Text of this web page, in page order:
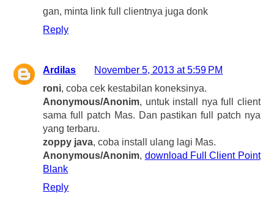
gan, minta link full clientnya juga donk
Reply
Ardilas
November 5, 2013 at 5:59 PM
roni, coba cek kestabilan koneksinya.
Anonymous/Anonim, untuk install nya full client
sama full patch Mas. Dan pastikan full patch nya
yang terbaru.
zoppy java, coba install ulang lagi Mas.
Anonymous/Anonim, download Full Client Point
Blank
Reply